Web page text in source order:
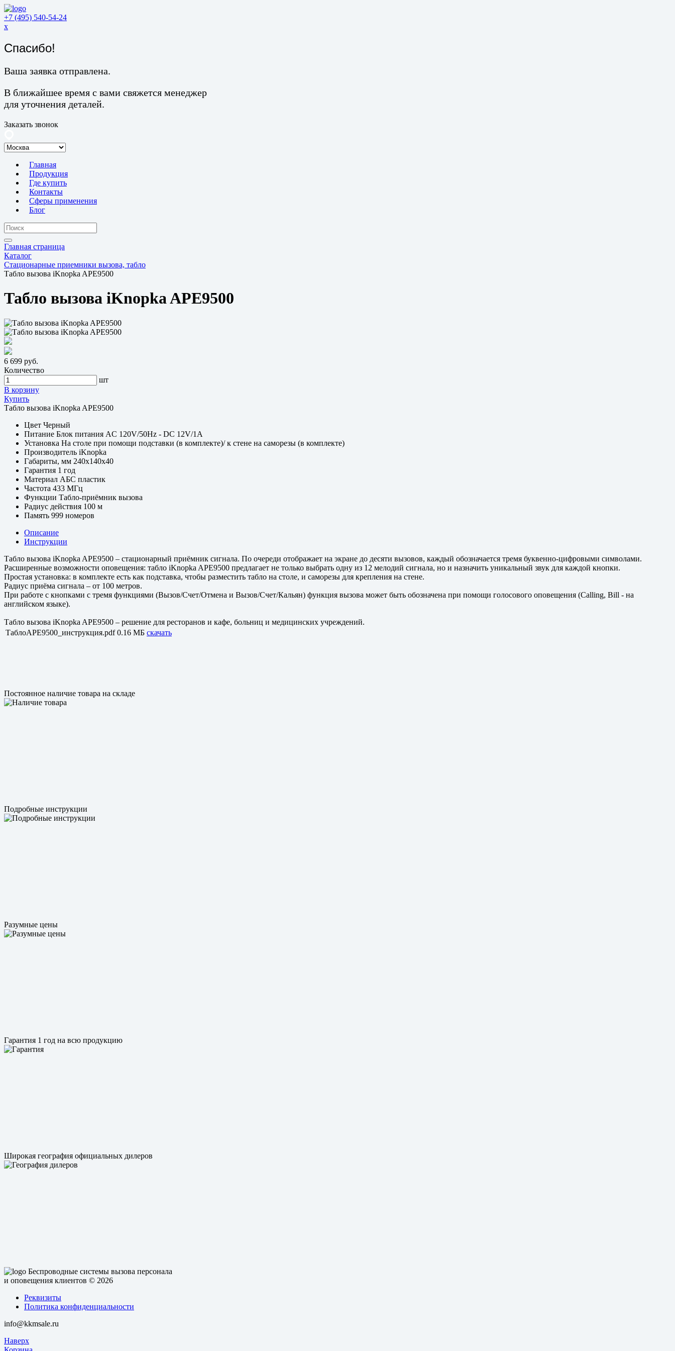
+7 (495) 540-54-24
x
Спасибо!
Ваша заявка отправлена.
В ближайшее время с вами свяжется менеджер
для уточнения деталей.
Заказать звонок
Главная
Продукция
Где купить
Контакты
Сферы применения
Блог
Главная страница
Каталог
Стационарные приемники вызова, табло
Табло вызова iKnopka APE9500
Табло вызова iKnopka APE9500
6 699 руб.
Количество
шт
В корзину
Купить
Табло вызова iKnopka APE9500
Цвет Черный
Питание Блок питания AC 120V/50Hz - DC 12V/1A
Установка На столе при помощи подставки (в комплекте)/ к стене на саморезы (в комплекте)
Производитель iKnopka
Габариты, мм 240х140х40
Гарантия 1 год
Материал АБС пластик
Частота 433 МГц
Функции Табло-приёмник вызова
Радиус действия 100 м
Память 999 номеров
Описание
Инструкции
Табло вызова iKnopka APE9500 – стационарный приёмник сигнала. По очереди отображает на экране до десяти вызовов, каждый обозначается тремя буквенно-цифровыми символами.
Расширенные возможности оповещения: табло iKnopka APE9500 предлагает не только выбрать одну из 12 мелодий сигнала, но и назначить уникальный звук для каждой кнопки.
Простая установка: в комплекте есть как подставка, чтобы разместить табло на столе, и саморезы для крепления на стене.
Радиус приёма сигнала – от 100 метров.
При работе с кнопками с тремя функциями (Вызов/Счет/Отмена и Вызов/Счет/Кальян) функция вызова может быть обозначена при помощи голосового оповещения (Calling, Bill - на
английском языке).
Табло вызова iKnopka APE9500 – решение для ресторанов и кафе, больниц и медицинских учреждений.
ТаблоAPE9500_инструкция.pdf 0.16 МБ скачать
Постоянное наличие товара на складе
Подробные инструкции
Разумные цены
Гарантия 1 год на всю продукцию
Широкая география официальных дилеров
Беспроводные системы вызова персонала
и оповещения клиентов © 2026
Реквизиты
Политика конфиденциальности
info@kkmsale.ru
Наверх